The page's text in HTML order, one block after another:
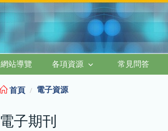
網站導覽 各項資源 常見問答
首頁 電子資源
電子期刊